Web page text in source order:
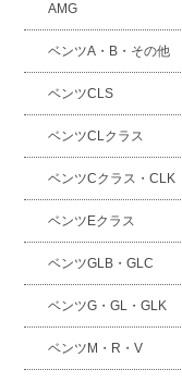
AMG
ベンツA・B・その他
ベンツCLS
ベンツCLクラス
ベンツCクラス・CLK
ベンツEクラス
ベンツGLB・GLC
ベンツG・GL・GLK
ベンツM・R・V